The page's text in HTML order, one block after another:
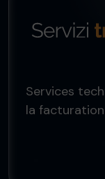
Services
la